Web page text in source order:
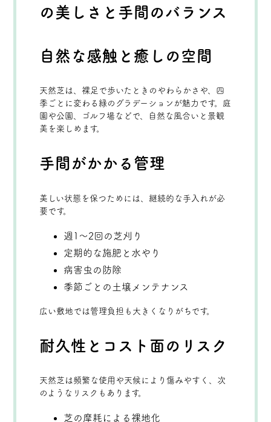
の美しさと手間のバランス
自然な感触と癒しの空間
天然芝は、裸足で歩いたときのやわらかさや、四
季ごとに変わる緑のグラデーションが魅力です。庭
園や公園、ゴルフ場などで、自然な風合いと景観
美を楽しめます。
手間がかかる管理
美しい状態を保つためには、継続的な手入れが必
要です。
週1〜2回の芝刈り
定期的な施肥と水やり
病害虫の防除
季節ごとの土壌メンテナンス
広い敷地では管理負担も大きくなりがちです。
耐久性とコスト面のリスク
天然芝は頻繁な使用や天候により傷みやすく、次
のようなリスクもあります。
芝の摩耗による裸地化